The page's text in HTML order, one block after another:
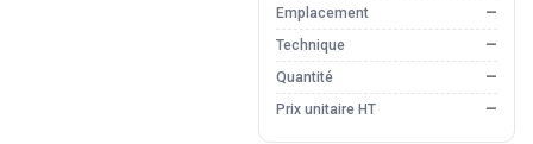
Emplacement
—
Technique
—
Quantité
—
Prix unitaire HT
—